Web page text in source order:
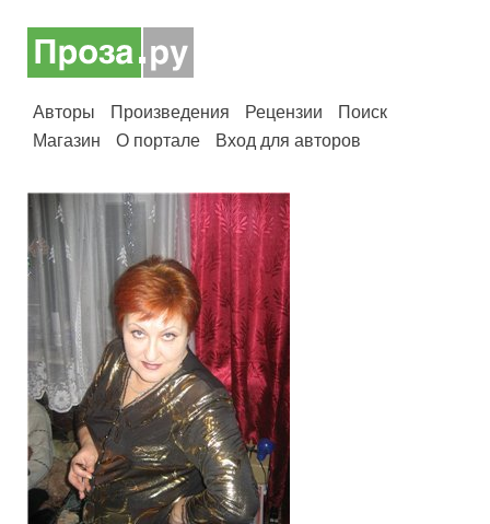
Авторы Произведения Рецензии
Поиск
Магазин
О портале Вход для авторов